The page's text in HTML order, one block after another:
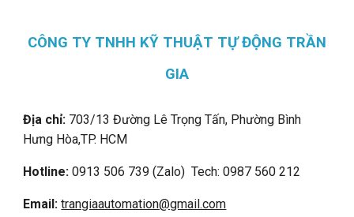
CÔNG TY TNHH KỸ THUẬT TỰ ĐỘNG TRẦN
GIA
Địa chỉ: 703/13 Đường Lê Trọng Tấn, Phường Bình
Hưng Hòa,TP. HCM
Hotline: 0913 506 739 (Zalo) Tech: 0987 560 212
Email:trangiaautomation@gmail.com